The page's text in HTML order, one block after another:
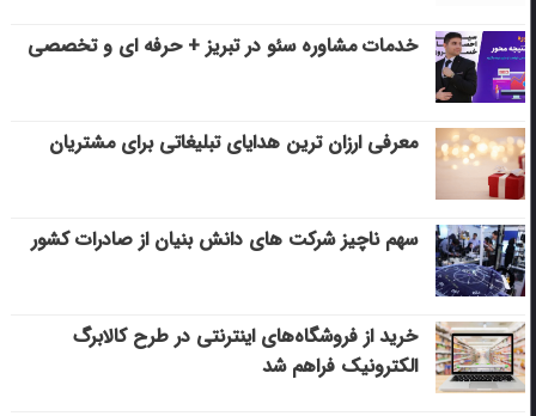
خدمات مشاوره سئو در تبریز + حرفه ای و تخصصی
معرفی ارزان ترین هدایای تبلیغاتی برای مشتریان
سهم ناچیز شرکت های دانش بنیان از صادرات کشور
خرید از فروشگاه‌های اینترنتی در طرح کالابرگ
الکترونیک فراهم شد